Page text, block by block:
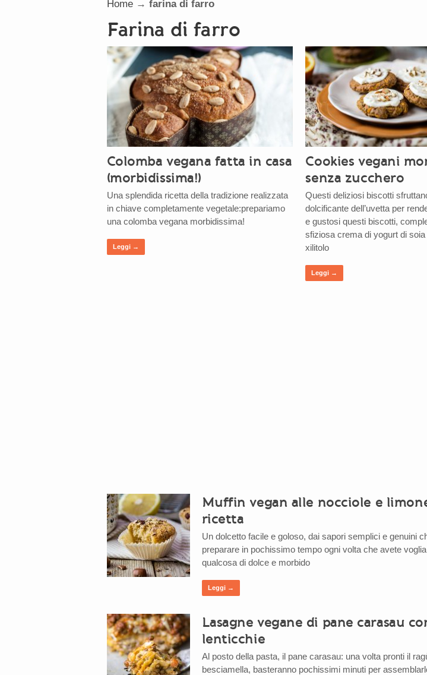
Home→ farina di farro
farina di farro
Colomba vegana fatta in casa
(morbidissima!)
Una splendida ricetta della tradizione realizzata
in chiave completamente vegetale:prepariamo
una colomba vegana morbidissima!
Leggi →
Cookies vegani
senza zucchero
Questi deliziosi biscotti
dolcificante dell’uvetta per
e gustosi questi biscotti,
sfiziosa crema di yogurt di
xilitolo
Leggi →
Muffin vegan alle nocciole e
ricetta
Un dolcetto facile e goloso, dai sapori semplici e genuini
preparare in pochissimo tempo ogni volta che avete
qualcosa di dolce e morbido
Leggi →
Lasagne vegane di pane carasau
lenticchie
Al posto della pasta, il pane carasau: una volta pronti il
besciamella, basteranno pochissimi minuti per